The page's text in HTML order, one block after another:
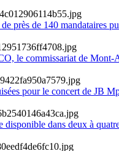
près de 140 mandataires
le commissariat de Mont-
pour le concert de JB
dans deux à